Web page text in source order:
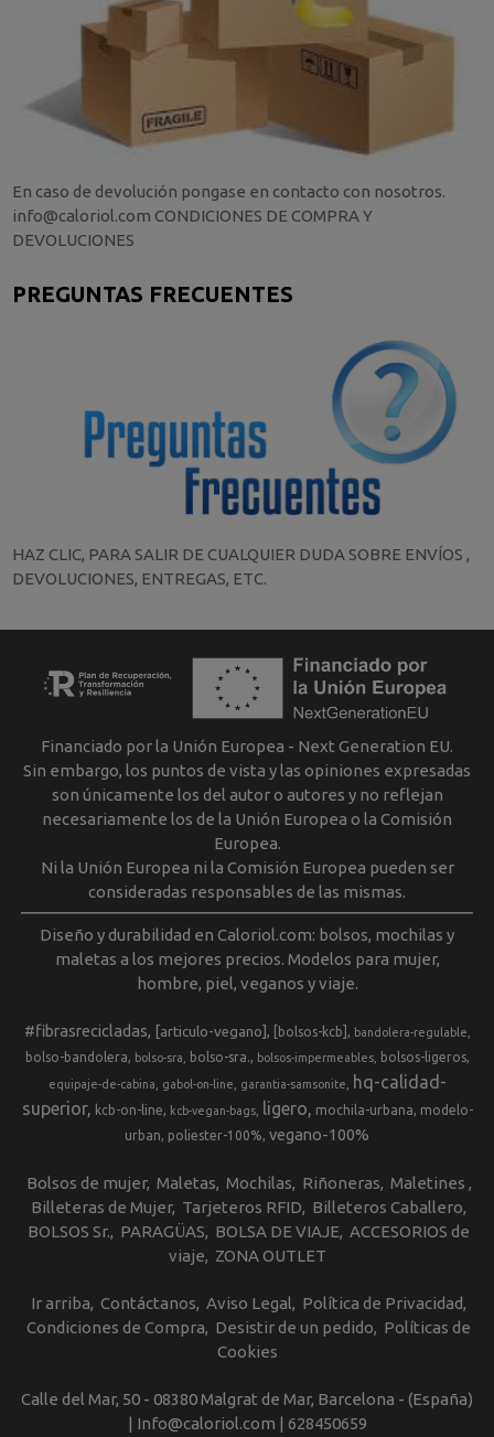
En caso de devolución pongase en contacto con nosotros.
info@caloriol.com CONDICIONES DE COMPRA Y
DEVOLUCIONES
PREGUNTAS FRECUENTES
HAZ CLIC, PARA SALIR DE CUALQUIER DUDA SOBRE ENVÍOS ,
DEVOLUCIONES, ENTREGAS, ETC.
Financiado por la Unión Europea - Next Generation EU.
Sin embargo, los puntos de vista y las opiniones expresadas
son únicamente los del autor o autores y no reflejan
necesariamente los de la Unión Europea o la Comisión
Europea.
Ni la Unión Europea ni la Comisión Europea pueden ser
consideradas responsables de las mismas.
Diseño y durabilidad en Caloriol.com: bolsos, mochilas y
maletas a los mejores precios. Modelos para mujer,
hombre, piel, veganos y viaje.
#fibrasrecicladas [articulo-vegano] [bolsos-kcb] bandolera-regulable
bolso-bandolera bolso-sra bolso-sra. bolsos-impermeables bolsos-ligeros
equipaje-de-cabina gabol-on-line garantia-samsonite
hq-calidad-
superior
kcb-on-line kcb-vegan-bags ligero mochila-urbana
modelo-
urban
poliester-100% vegano-100%
Bolsos de mujer Maletas Mochilas Riñoneras Maletines
Billeteras de Mujer Tarjeteros RFID
Billeteros Caballero
BOLSOS Sr.
PARAGÜAS BOLSA DE VIAJE ACCESORIOS de
viaje
ZONA OUTLET
Ir arriba Contáctanos Aviso Legal
Política de Privacidad
Condiciones de Compra
Desistir de un pedido
Políticas de
Cookies
Calle del Mar, 50 - 08380 Malgrat de Mar, Barcelona - (España)
| Info@caloriol.com | 628450659